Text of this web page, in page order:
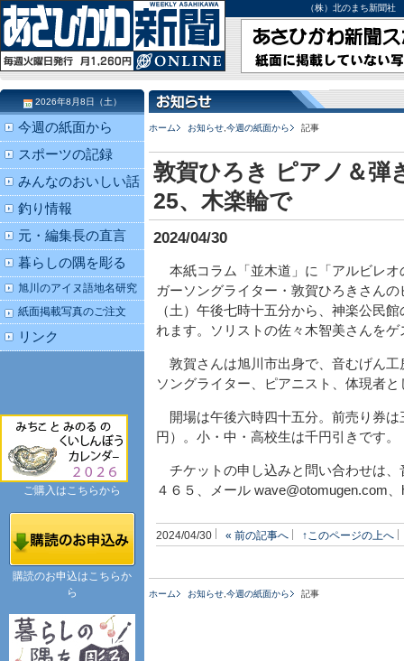
（株）北のまち新聞
ホーム お知らせ 今週の紙面から 記事
敦賀ひろき ピアノ＆弾
25、木楽輪で
2024/04/30
本紙コラム「並木道」に「アルビレオ
ガーソングライター・敦賀ひろきさん
（土）午後七時十五分から、神楽公民
れます。ソリストの佐々木智美さんを
敦賀さんは旭川市出身で、音むげん工
ソングライター、ピアニスト、体現者
開場は午後六時四十五分。前売り券
円）。小・中・高校生は千円引きです。
チケットの申し込みと問い合わせは
４６５、メール wave@otomugen.com
2024/04/30 « 前の記事へ ↑このページの上へ
ホーム お知らせ 今週の紙面から 記事
2026年8月8日（土）
今週の紙面から
スポーツの記録
みんなのおいしい話
釣り情報
元・編集長の直言
暮らしの隅を彫る
旭川のアイヌ語地名研究
紙面掲載写真のご注文
リンク
ご購入はこちらから
購読のお申込はこちらか
ら